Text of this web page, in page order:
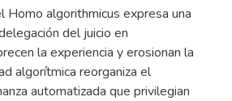
Homo algorithmicus expresa una
del juicio en
la experiencia y erosionan la
algorítmica reorganiza el
automatizada que privilegian